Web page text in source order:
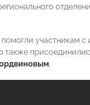
участникам с
также
.